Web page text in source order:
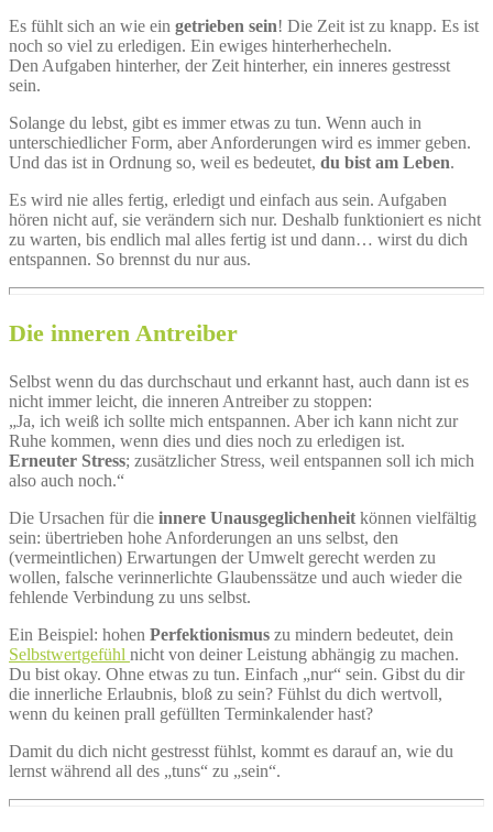
Es fühlt sich an wie ein getrieben sein! Die Zeit ist zu knapp. Es ist
noch so viel zu erledigen. Ein ewiges hinterherhecheln.
Den Aufgaben hinterher, der Zeit hinterher, ein inneres gestresst
sein.
Solange du lebst, gibt es immer etwas zu tun. Wenn auch in
unterschiedlicher Form, aber Anforderungen wird es immer geben.
Und das ist in Ordnung so, weil es bedeutet, du bist am Leben.
Es wird nie alles fertig, erledigt und einfach aus sein. Aufgaben
hören nicht auf, sie verändern sich nur. Deshalb funktioniert es nicht
zu warten, bis endlich mal alles fertig ist und dann… wirst du dich
entspannen. So brennst du nur aus.
Die inneren Antreiber
Selbst wenn du das durchschaut und erkannt hast, auch dann ist es
nicht immer leicht, die inneren Antreiber zu stoppen:
„Ja, ich weiß ich sollte mich entspannen. Aber ich kann nicht zur
Ruhe kommen, wenn dies und dies noch zu erledigen ist.
Erneuter Stress; zusätzlicher Stress, weil entspannen soll ich mich
also auch noch.“
Die Ursachen für die innere Unausgeglichenheit können vielfältig
sein: übertrieben hohe Anforderungen an uns selbst, den
(vermeintlichen) Erwartungen der Umwelt gerecht werden zu
wollen, falsche verinnerlichte Glaubenssätze und auch wieder die
fehlende Verbindung zu uns selbst.
Ein Beispiel: hohen Perfektionismus zu mindern bedeutet, dein
Selbstwertgefühl nicht von deiner Leistung abhängig zu machen.
Du bist okay. Ohne etwas zu tun. Einfach „nur“ sein. Gibst du dir
die innerliche Erlaubnis, bloß zu sein? Fühlst du dich wertvoll,
wenn du keinen prall gefüllten Terminkalender hast?
Damit du dich nicht gestresst fühlst, kommt es darauf an, wie du
lernst während all des „tuns“ zu „sein“.